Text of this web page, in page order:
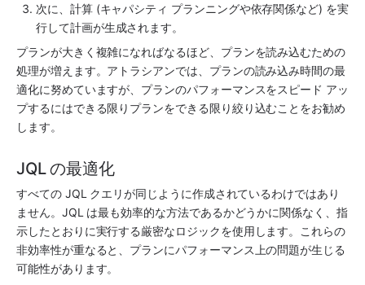
次に、計算 (キャパシティ プランニングや依存関係など) を実
行して計画が生成されます。
プランが大きく複雑になればなるほど、 プランを読み込むための
処理が増えます。アトラシアンでは、プランの読み込み時間の最
適化に努めていますが、プランのパフォーマンスをスピード アッ
プするにはできる限りプランをできる限り絞り込むことをお勧め
します。
JQL の最適化
すべての JQL クエリが同じように作成されているわけではあり
ません。JQL は最も効率的な方法であるかどうかに関係なく、指
示したとおりに実行する厳密なロジックを使用します。これらの
非効率性が重なると、プランにパフォーマンス上の問題が生じる
可能性があります。